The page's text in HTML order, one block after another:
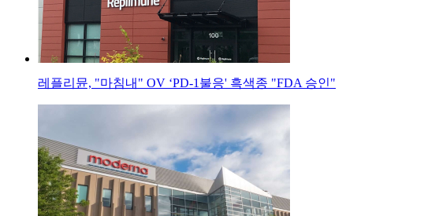
레플리뮨, "마침내" OV ‘PD-1불응' 흑색종 "FDA 승인"